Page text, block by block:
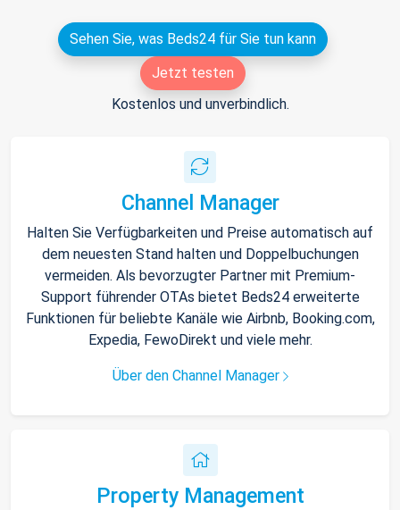
Sehen Sie, was Beds24 für Sie tun kann
Jetzt testen
Kostenlos und unverbindlich.
Channel Manager
Halten Sie Verfügbarkeiten und Preise automatisch auf
dem neuesten Stand halten und Doppelbuchungen
vermeiden. Als bevorzugter Partner mit Premium-
Support führender OTAs bietet Beds24 erweiterte
Funktionen für beliebte Kanäle wie Airbnb, Booking.com,
Expedia, FewoDirekt und viele mehr.
Über den Channel Manager
Property Management